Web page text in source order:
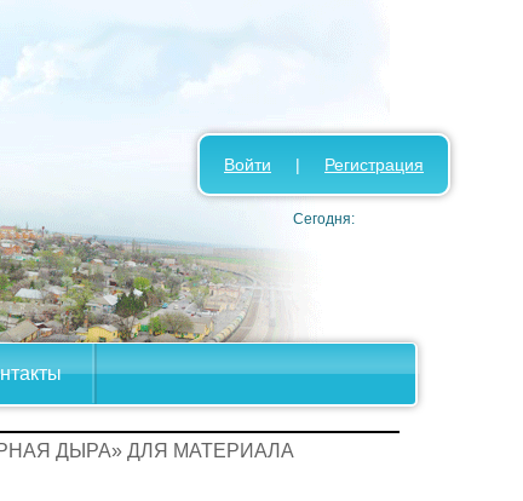
Войти | Регистрация
Сегодня:
ДЫРА» ДЛЯ МАТЕРИАЛА